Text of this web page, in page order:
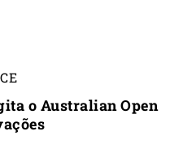
o Australian Open